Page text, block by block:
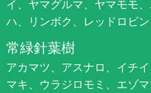
イ、ヤマグルマ、ヤマモモ
ハ、リンボク、レッドロビン
常緑針葉樹
アカマツ、アスナロ、イチ
マキ、ウラジロモミ、エゾ